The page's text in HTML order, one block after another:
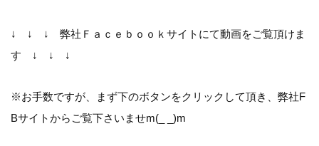
↓ ↓ ↓ 弊社Ｆａｃｅｂｏｏｋサイトにて動画をご覧頂けま
す ↓ ↓ ↓
※お手数ですが、まず下のボタンをクリックして頂き、弊社F
Bサイトからご覧下さいませm(_ _)m